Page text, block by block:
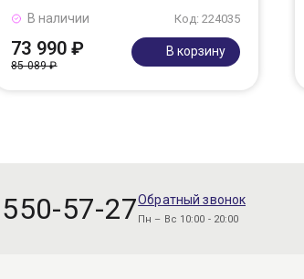
Код: 224035
В наличии
73 990 ₽
85 089 ₽
В корзину
57-27Обратный звонок
Пн – Вс 10:00 - 20:00